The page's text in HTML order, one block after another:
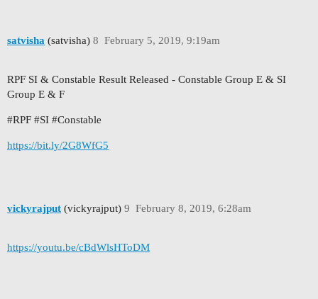
satvisha (satvisha) February 5, 2019, 9:19am
8
RPF SI & Constable Result Released - Constable Group E & SI
Group E & F
#RPF #SI #Constable
https://bit.ly/2G8WfG5
vickyrajput (vickyrajput) February 8, 2019, 6:28am
9
https://youtu.be/cBdWlsHToDM